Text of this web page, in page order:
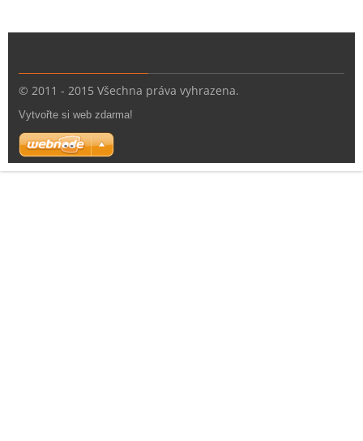
© 2011 - 2015 Všechna práva vyhrazena.
Vytvořte si web zdarma!